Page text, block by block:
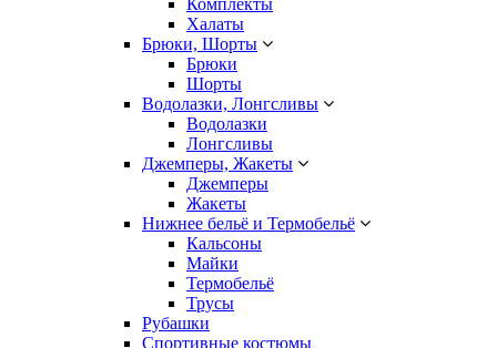
Комплекты
Халаты
Брюки, Шорты
Брюки
Шорты
Водолазки, Лонгсливы
Водолазки
Лонгсливы
Джемперы, Жакеты
Джемперы
Жакеты
Нижнее бельё и Термобельё
Кальсоны
Майки
Термобельё
Трусы
Рубашки
Спортивные костюмы